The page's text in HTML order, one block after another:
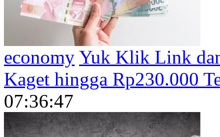
economy Yuk Klik Link
Kaget hingga Rp230.000
07:36:47